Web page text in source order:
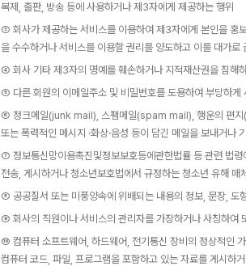
복제, 출판, 방송 등에 사용하거나 제3자에게 제공하는 행위
③ 회사가 제공하는 서비스를 이용하여 제3자에게 본인을 홍
을 수수하거나 서비스를 이용할 권리를 양도하고 이를 대가로
④ 회사 기타 제3자의 명예를 훼손하거나 지적재산권을 침해
⑤ 다른 회원의 이메일주소 및 비밀번호를 도용하여 부당하게
⑥ 정크메일(junk mail), 스팸메일(spam mail), 행운의 편
또는 폭력적인 메시지 ·화상·음성 등이 담긴 메일을 보내거나
⑦ 정보통신망이용촉진및정보보호등에관한법률 등 관련 법
전송, 게시하거나 청소년보호법에서 규정하는 청소년 유해 매
⑧ 공공질서 또는 미풍양속에 위배되는 내용의 정보, 문장, 도
⑨ 회사의 직원이나 서비스의 관리자를 가장하거나 사칭하여
⑩ 컴퓨터 소프트웨어, 하드웨어, 전기통신 장비의 정상적인
컴퓨터 코드, 파일, 프로그램을 포함하고 있는 자료를 게시하